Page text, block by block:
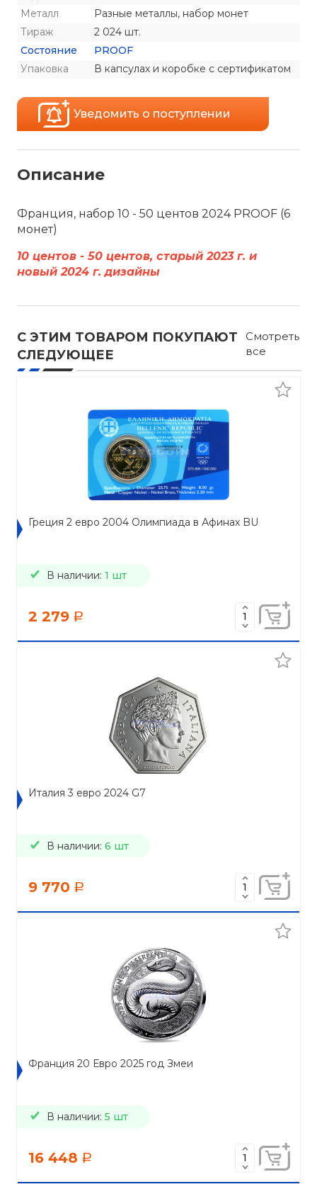
Металл
Разные металлы, набор монет
Тираж
2 024 шт.
Состояние
PROOF
Упаковка
В капсулах и коробке с сертификатом
Уведомить о поступлении
Описание
Франция, набор 10 - 50 центов 2024 PROOF (6
монет)
10 центов - 50 центов, старый 2023 г. и
новый 2024 г. дизайны
С ЭТИМ ТОВАРОМ ПОКУПАЮТ
СЛЕДУЮЩЕЕ
Смотреть
все
Греция 2 евро 2004 Олимпиада в Афинах BU
В наличии: 1 шт
2 279 a
Италия 3 евро 2024 G7
В наличии: 6 шт
9 770 a
Франция 20 Евро 2025 год Змеи
В наличии: 5 шт
16 448 a